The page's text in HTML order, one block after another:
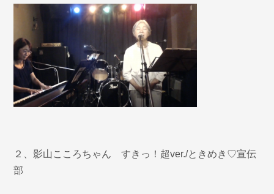
２、影山こころちゃん すきっ！超ver./ときめき♡宣伝
部